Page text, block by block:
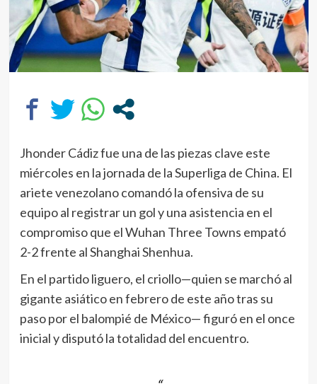
Jhonder Cádiz fue una de las piezas clave este
miércoles en la jornada de la Superliga de China. El
ariete venezolano comandó la ofensiva de su
equipo al registrar un gol y una asistencia en el
compromiso que el Wuhan Three Towns empató
2-2 frente al Shanghai Shenhua.
En el partido liguero, el criollo—quien se marchó al
gigante asiático en febrero de este año tras su
paso por el balompié de México— figuró en el once
inicial y disputó la totalidad del encuentro.